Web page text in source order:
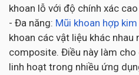
khoan lỗ với độ chính xác
- Đa năng: Mũi khoan hợp kim
khoan các vật liệu khác nhau
composite. Điều này làm
linh hoạt trong nhiều ứng